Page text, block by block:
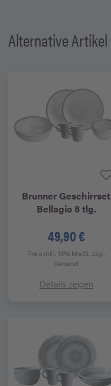
Alternative Artikel
Brunner Geschirrset
Bellagio 8 tlg.
49,90 €
Preis inkl. 19% MwSt.zzgl.
Versand
Details zeigen